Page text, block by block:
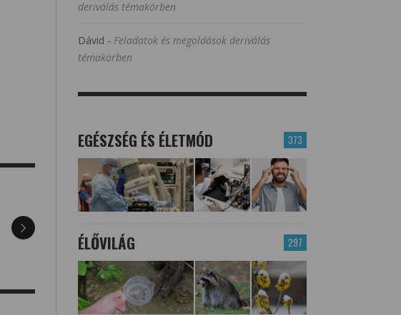
deriválás témakörben
Dávid - Feladatok és megoldások deriválás
témakörben
373
EGÉSZSÉG ÉS ÉLETMÓD
297
ÉLŐVILÁG